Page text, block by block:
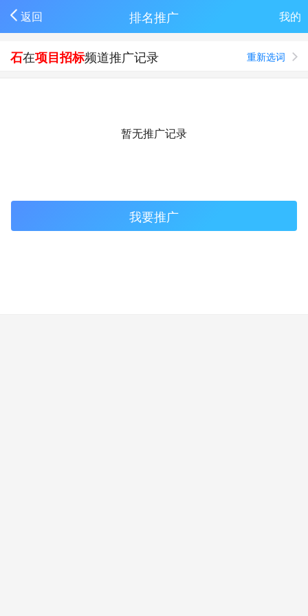
返回 排名推广 我的
重新选词
石在项目招标频道推广记录
暂无推广记录
我要推广